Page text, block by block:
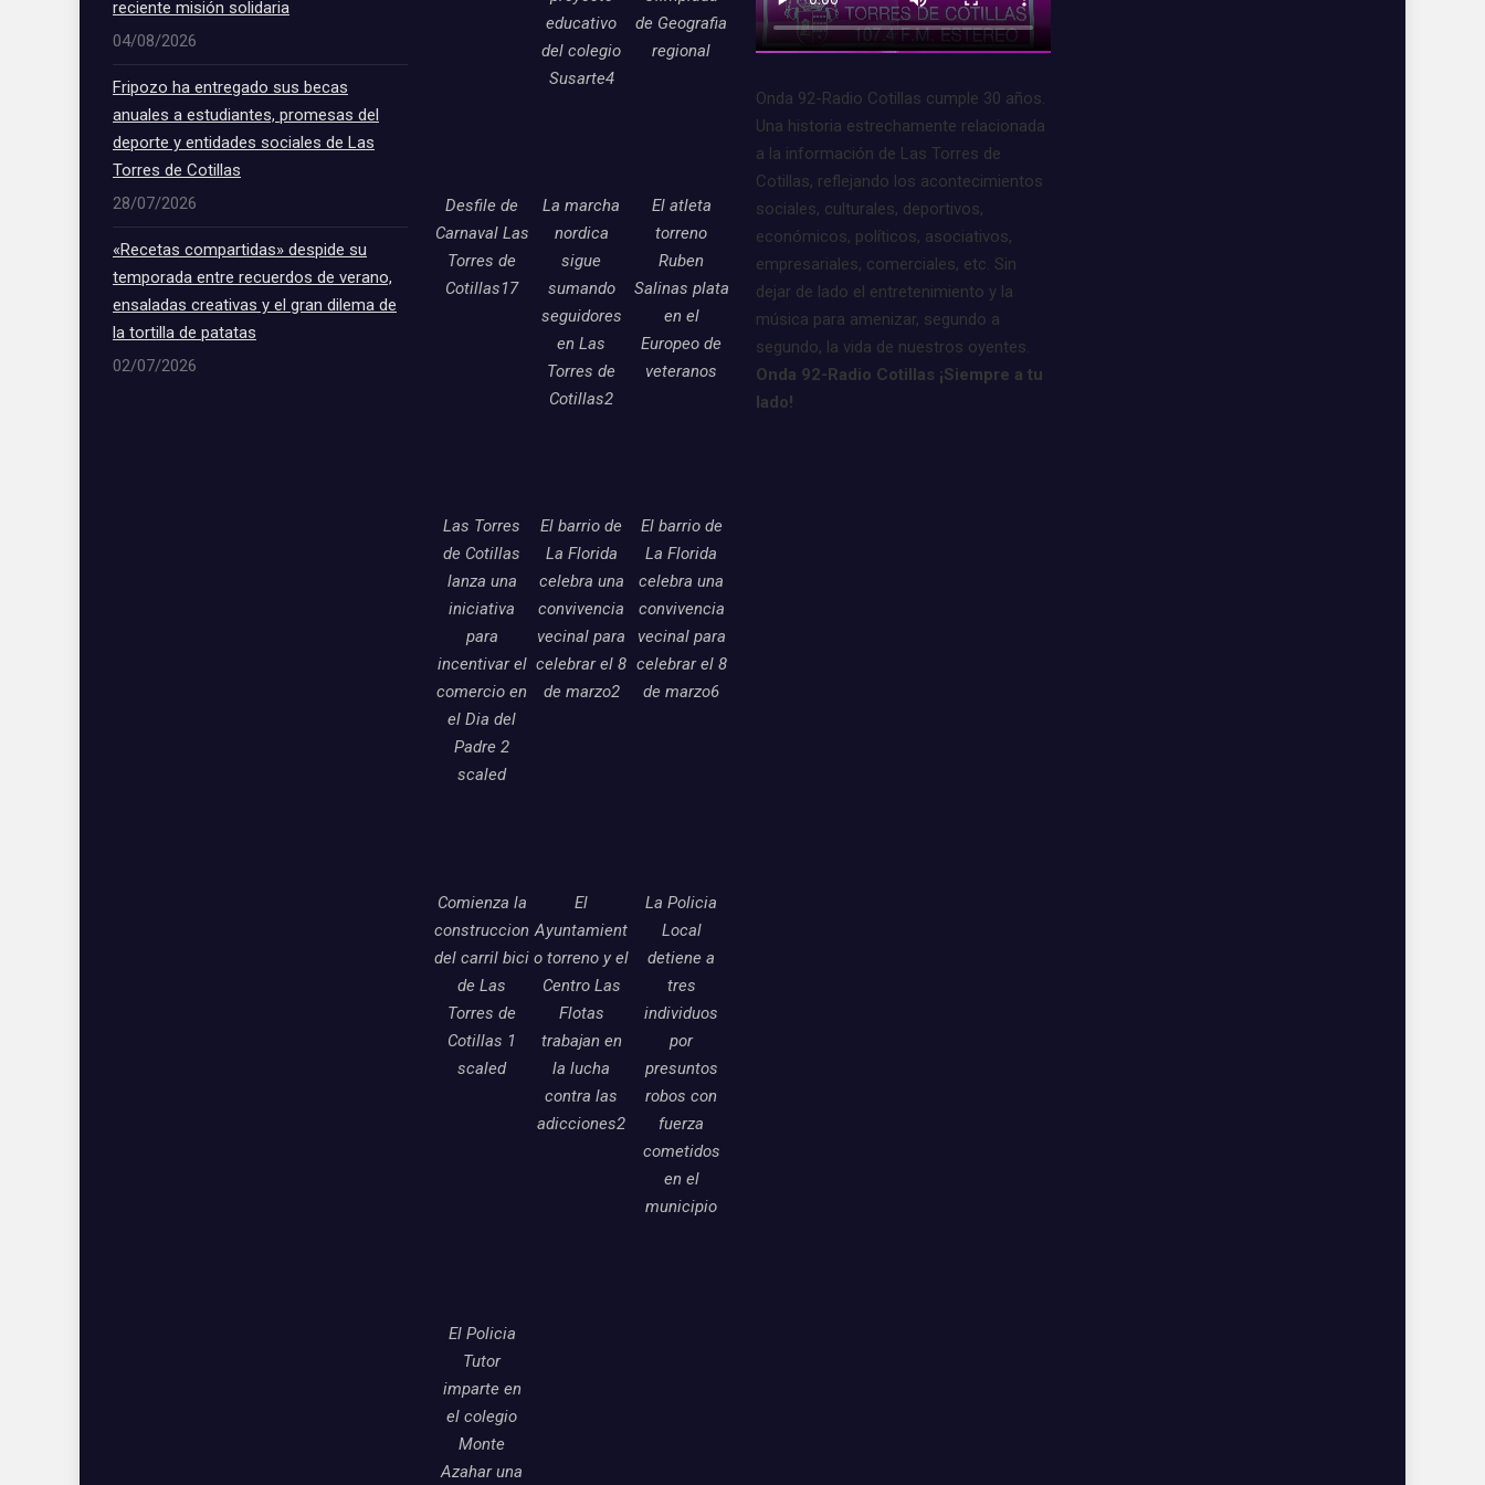
reciente misión solidaria
04/08/2026
Fripozo ha entregado sus becas
anuales a estudiantes, promesas del
deporte y entidades sociales de Las
Torres de Cotillas
28/07/2026
«Recetas compartidas» despide su
temporada entre recuerdos de verano,
ensaladas creativas y el gran dilema de
la tortilla de patatas
02/07/2026
educativo
del colegio
Susarte4
de Geografia
regional
Desfile de
Carnaval Las
Torres de
Cotillas17
La marcha
nordica
sigue
sumando
seguidores
en Las
Torres de
Cotillas2
El atleta
torreno
Ruben
Salinas plata
en el
Europeo de
veteranos
Las Torres
de Cotillas
lanza una
iniciativa
para
incentivar el
comercio en
el Dia del
Padre 2
scaled
El barrio de
La Florida
celebra una
convivencia
vecinal para
celebrar el 8
de marzo2
El barrio de
La Florida
celebra una
convivencia
vecinal para
celebrar el 8
de marzo6
Comienza la
construccion
del carril bici
de Las
Torres de
Cotillas 1
scaled
El
Ayuntamient
o torreno y el
Centro Las
Flotas
trabajan en
la lucha
contra las
adicciones2
La Policia
Local
detiene a
tres
individuos
por
presuntos
robos con
fuerza
cometidos
en el
municipio
El Policia
Tutor
imparte en
el colegio
Monte
Azahar una
Onda 92-Radio Cotillas cumple 30 años.
Una historia estrechamente relacionada
a la información de Las Torres de
Cotillas, reflejando los acontecimientos
sociales, culturales, deportivos,
económicos, políticos, asociativos,
empresariales, comerciales, etc. Sin
dejar de lado el entretenimiento y la
música para amenizar, segundo a
segundo, la vida de nuestros oyentes.
Onda 92-Radio Cotillas ¡Siempre a tu
lado!